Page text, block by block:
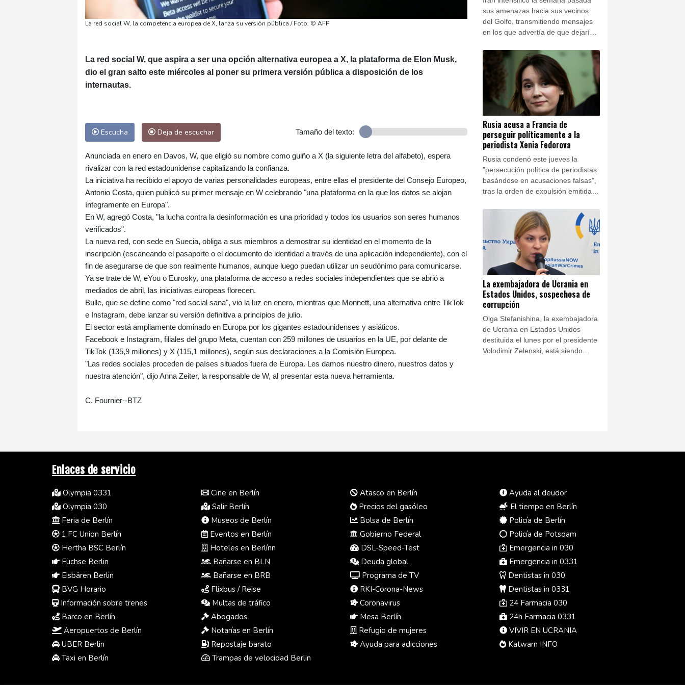
La red social W, la competencia europea de X, lanza su versión pública / Foto: © AFP
La red social W, que aspira a ser una opción alternativa europea a X, la plataforma de Elon Musk,
dio el gran salto este miércoles al poner su primera versión pública a disposición de los
internautas.
Escucha Deja de escuchar Tamaño del texto:
Anunciada en enero en Davos, W, que eligió su nombre como guiño a X (la siguiente letra del alfabeto), espera
rivalizar con la red estadounidense capitalizando la confianza.
La iniciativa ha recibido el apoyo de varias personalidades europeas, entre ellas el presidente del Consejo Europeo,
Antonio Costa, quien publicó su primer mensaje en W celebrando "una plataforma en la que los datos se alojan
íntegramente en Europa".
En W, agregó Costa, "la lucha contra la desinformación es una prioridad y todos los usuarios son seres humanos
verificados".
La nueva red, con sede en Suecia, obliga a sus miembros a demostrar su identidad en el momento de la
inscripción (escaneando el pasaporte o el documento de identidad a través de una aplicación independiente), con el
fin de asegurarse de que son realmente humanos, aunque luego puedan utilizar un seudónimo para comunicarse.
Ya se trate de W, eYou o Eurosky, una plataforma de acceso a redes sociales independientes que se abrió a
mediados de abril, las iniciativas europeas florecen.
Bulle, que se define como "red social sana", vio la luz en enero, mientras que Monnett, una alternativa entre TikTok
e Instagram, debe lanzar su versión definitiva a principios de julio.
El sector está ampliamente dominado en Europa por los gigantes estadounidenses y asiáticos.
Facebook e Instagram, filiales del grupo Meta, cuentan con 259 millones de usuarios en la UE, por delante de
TikTok (135,9 millones) y X (115,1 millones), según sus declaraciones a la Comisión Europea.
"Las redes sociales proceden de países situados fuera de Europa. Les damos nuestro dinero, nuestros datos y
nuestra atención", dijo Anna Zeiter, la responsable de W, al presentar esta nueva herramienta.
C. Fournier--BTZ
sus amenazas hacia sus vecinos
del Golfo, transmitiendo mensajes
en los que advertía de que dejaría
Estados Unidos atacaba sus
centrales eléctricas, según
informaron dos funcionarios a la
Rusia acusa a Francia de
perseguir políticamente a la
periodista Xenia Fedorova
Rusia condenó este jueves la
"persecución política de periodistas
basándose en acusaciones falsas",
tras la orden de expulsión emitida
La exembajadora de Ucrania en
Estados Unidos, sospechosa de
corrupción
Olga Stefanishina, la exembajadora
de Ucrania en Estados Unidos
destituida el lunes por el presidente
Volodimir Zelenski, está siendo
Enlaces de servicio
Olympia 0331
Olympia 030
Feria de Berlín
1.FC Union Berlín
Hertha BSC Berlín
Füchse Berlin
Eisbären Berlin
BVG Horario
Información sobre trenes
Barco en Berlín
Aeropuertos de Berlín
UBER Berlin
Taxi en Berlín
Cine en Berlín
Salir Berlín
Museos de Berlín
Eventos en Berlín
Hoteles en Berlínn
Bañarse en BLN
Bañarse en BRB
Flixbus / Reise
Multas de tráfico
Abogados
Notarías en Berlín
Repostaje barato
Trampas de velocidad Berlin
Atasco en Berlín
Precios del gasóleo
Bolsa de Berlín
Gobierno Federal
DSL-Speed-Test
Deuda global
Programa de TV
RKI-Corona-News
Coronavirus
Mesa Berlín
Refugio de mujeres
Ayuda para adicciones
Ayuda al deudor
El tiempo en Berlín
Policía de Berlín
Policía de Potsdam
Emergencia in 030
Emergencia in 0331
Dentistas in 030
Dentistas in 0331
24 Farmacia 030
24h Farmacia 0331
VIVIR EN UCRANIA
Katwarn INFO